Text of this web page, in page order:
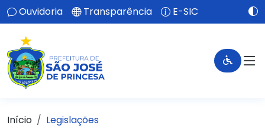
Ouvidoria Transparência E-SIC
Início Legislações